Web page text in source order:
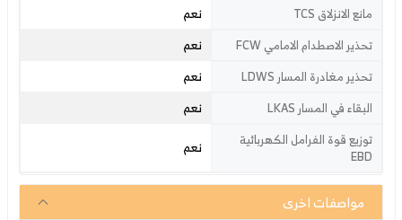
مانع الانزلاق TCS نعم
تحذير الاصطدام الامامي FCW نعم
تحذير مغادرة المسار LDWS نعم
البقاء في المسار LKAS نعم
توزيع قوة الفرامل الكهربائية
EBD
نعم
مواصفات اخرى